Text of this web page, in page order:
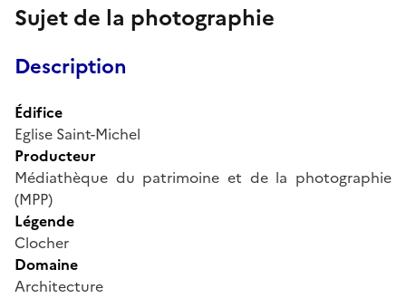
Sujet de la photographie
Description
Édifice
Eglise Saint-Michel
Producteur
Médiathèque du patrimoine et de la photographie
(MPP)
Légende
Clocher
Domaine
Architecture